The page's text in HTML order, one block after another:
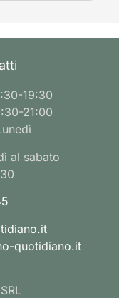
19:30
21:00
al sabato
quotidiano.it